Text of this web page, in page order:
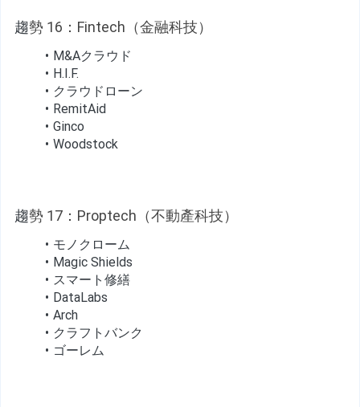
趨勢 16：Fintech（金融科技）
M&Aクラウド
H.I.F.
クラウドローン
RemitAid
Ginco
Woodstock
趨勢 17：Proptech（不動產科技）
モノクローム
Magic Shields
スマート修繕
DataLabs
Arch
クラフトバンク
ゴーレム